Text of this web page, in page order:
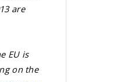
are
EU is
on the